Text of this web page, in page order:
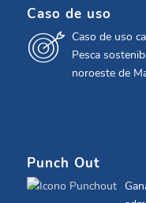
Caso de uso
Caso de uso
Pesca
noroeste de
Punch Out